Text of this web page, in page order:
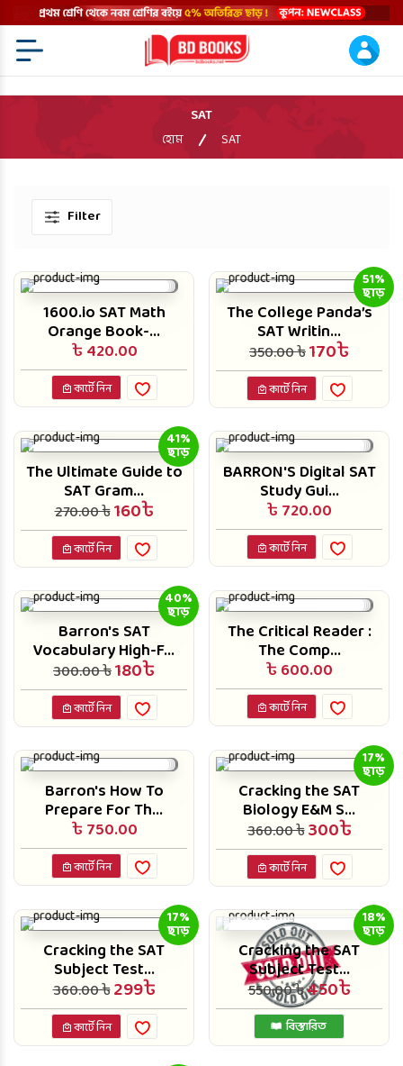
SAT
হোম SAT
Filter
1600.io SAT Math
Orange Book-...
৳ 420.00
কার্টে নিন
51%
ছাড়
The College Panda’s
SAT Writin...
350.00 ৳170৳
কার্টে নিন
41%
ছাড়
The Ultimate Guide to
SAT Gram...
270.00 ৳160৳
কার্টে নিন
BARRON'S Digital SAT
Study Gui...
৳ 720.00
কার্টে নিন
40%
ছাড়
Barron's SAT
Vocabulary High-F...
300.00 ৳180৳
কার্টে নিন
The Critical Reader :
The Comp...
৳ 600.00
কার্টে নিন
Barron's How To
Prepare For Th...
৳ 750.00
কার্টে নিন
17%
ছাড়
Cracking the SAT
Biology E&M S...
360.00 ৳300৳
কার্টে নিন
17%
ছাড়
Cracking the SAT
Subject Test...
360.00 ৳299৳
কার্টে নিন
18%
ছাড়
Cracking the SAT
Subject Test...
550.00 ৳450৳
বিস্তারিত